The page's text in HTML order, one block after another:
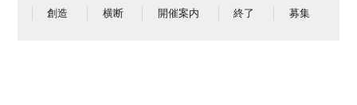
創造 横断 開催案内 終了 募集